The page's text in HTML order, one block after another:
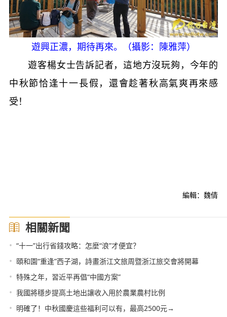
遊興正濃，期待再來。（攝影：陳雅萍）
遊客楊女士告訴記者，這地方沒玩夠，今年的
中秋節恰逢十一長假，還會趁著秋高氣爽再來感
受！
編輯：魏倩
相關新聞
• “十一”出行省錢攻略：怎麼“浪”才便宜？
• 頤和園“重逢”西子湖，詩畫浙江文旅周暨浙江旅交會將開幕
• 特殊之年，習近平再倡“中國方案”
• 我國將穩步提高土地出讓收入用於農業農村比例
• 明確了！中秋國慶這些福利可以有，最高2500元→